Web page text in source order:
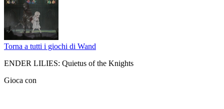
Torna a tutti i giochi di Wand
ENDER LILIES: Quietus of the Knights
Gioca con